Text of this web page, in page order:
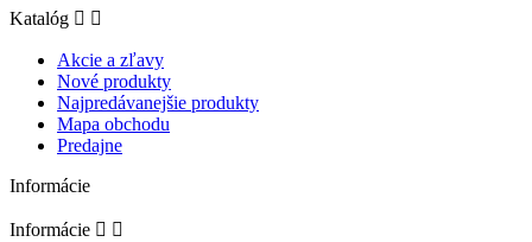
Katalóg  
Akcie a zľavy
Nové produkty
Najpredávanejšie produkty
Mapa obchodu
Predajne
Informácie
Informácie  